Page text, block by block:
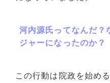
河内源氏ってなんだ？
ジャーになったのか？
この行動は院政を始め